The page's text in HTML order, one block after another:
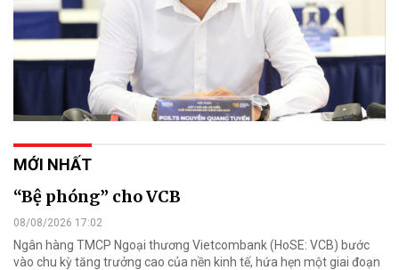
MỚI NHẤT
“Bệ phóng” cho VCB
08/08/2026 17:02
Ngân hàng TMCP Ngoại thương Vietcombank (HoSE: VCB) bước
vào chu kỳ tăng trưởng cao của nền kinh tế, hứa hẹn một giai đoạn